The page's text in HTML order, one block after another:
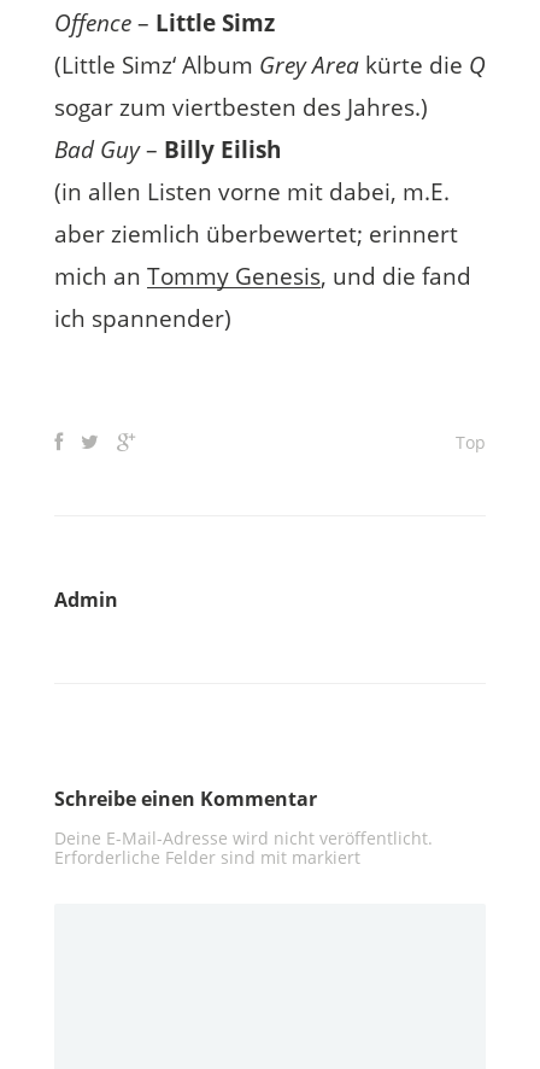
Offence– Little Simz
(Little Simz‘ Album Grey Areakürte die Q
sogar zum viertbesten des Jahres.)
Bad Guy– Billy Eilish
(in allen Listen vorne mit dabei, m.E.
aber ziemlich überbewertet; erinnert
mich an Tommy Genesis, und die fand
ich spannender)
Top
Admin
Schreibe einen Kommentar
Deine E-Mail-Adresse wird nicht veröffentlicht.
Erforderliche Felder sind mit markiert